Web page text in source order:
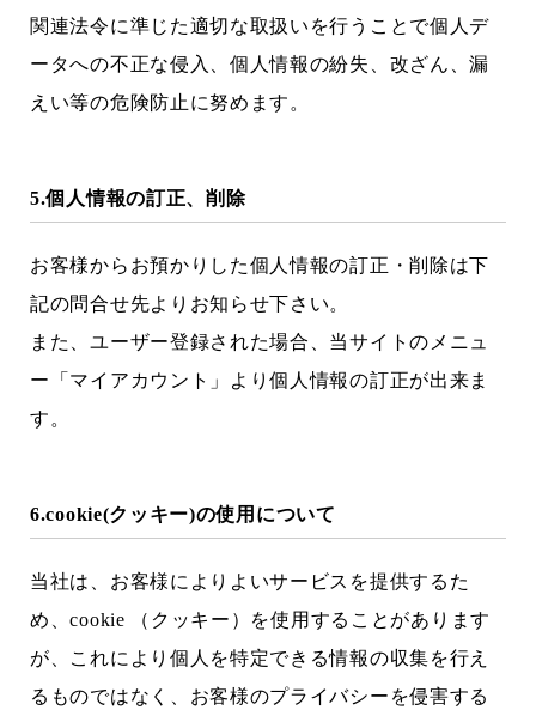
関連法令に準じた適切な取扱いを行うことで個人デ
ータへの不正な侵入、個人情報の紛失、改ざん、漏
えい等の危険防止に努めます。
5.個人情報の訂正、削除
お客様からお預かりした個人情報の訂正・削除は下
記の問合せ先よりお知らせ下さい。
また、ユーザー登録された場合、当サイトのメニュ
ー「マイアカウント」より個人情報の訂正が出来ま
す。
6.cookie(クッキー)の使用について
当社は、お客様によりよいサービスを提供するた
め、cookie （クッキー）を使用することがあります
が、これにより個人を特定できる情報の収集を行え
るものではなく、お客様のプライバシーを侵害する